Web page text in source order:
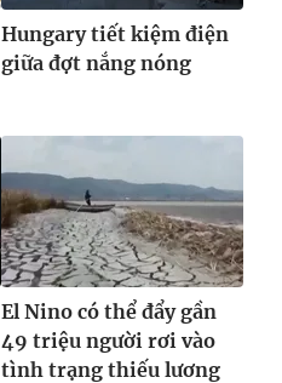
Hungary tiết kiệm điện
giữa đợt nắng nóng
El Nino có thể đẩy gần
49 triệu người rơi vào
tình trạng thiếu lương